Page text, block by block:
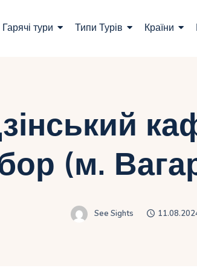
Гарячі тури Типи Турів Країни
(м.
See Sights